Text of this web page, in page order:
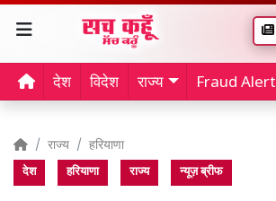
देश विदेश राज्य Fraud Alert
राज्य हरियाणा
देश हरियाणा राज्य न्यूज़ ब्रीफ